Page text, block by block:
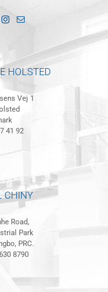
HOLSTED
Vej 1
41 92
CHINY
Road,
Park
PRC.
8790